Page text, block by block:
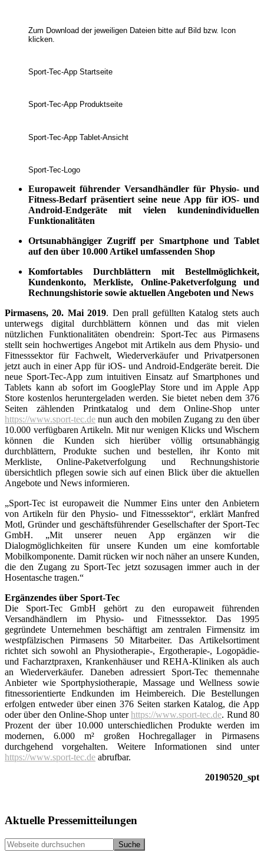
Zum Download der jeweiligen Dateien bitte auf Bild bzw. Icon
klicken.
Sport-Tec-App Startseite
Sport-Tec-App Produktseite
Sport-Tec-App Tablet-Ansicht
Sport-Tec-Logo
Europaweit führender Versandhändler für Physio- und
Fitness-Bedarf präsentiert seine neue App für iOS- und
Android-Endgeräte mit vielen kundenindividuellen
Funktionalitäten
Ortsunabhängiger Zugriff per Smartphone und Tablet
auf den über 10.000 Artikel umfassenden Shop
Komfortables Durchblättern mit Bestellmöglichkeit,
Kundenkonto, Merkliste, Online-Paketverfolgung und
Rechnungshistorie sowie aktuellen Angeboten und News
Pirmasens, 20. Mai 2019. Den prall gefüllten Katalog stets auch
unterwegs digital durchblättern können und das mit vielen
nützlichen Funktionalitäten obendrein: Sport-Tec aus Pirmasens
stellt sein hochwertiges Angebot mit Artikeln aus dem Physio- und
Fitnesssektor für Fachwelt, Wiederverkäufer und Privatpersonen
jetzt auch in einer App für iOS- und Android-Endgeräte bereit. Die
neue Sport-Tec-App zum intuitiven Einsatz auf Smartphones und
Tablets kann ab sofort im GooglePlay Store und im Apple App
Store kostenlos herunter­geladen werden. Sie bietet neben dem 376
Seiten zählenden Printkatalog und dem Online-Shop unter
https://www.sport-tec.de nun auch den mobilen Zugang zu den über
10.000 verfügbaren Artikeln. Mit nur wenigen Klicks und Wischern
können die Kunden sich hierüber völlig ortsunabhängig
durchblättern, Produkte suchen und bestellen, ihr Konto mit
Merkliste, Online-Paketverfolgung und Rechnungshistorie
übersichtlich pflegen sowie sich auf einen Blick über die aktuellen
Angebote und News informieren.
„Sport-Tec ist europaweit die Nummer Eins unter den Anbietern
von Artikeln für den Physio- und Fitnesssektor“, erklärt Manfred
Motl, Gründer und geschäftsführender Gesellschafter der Sport-Tec
GmbH. „Mit unserer neuen App ergänzen wir die
Dialogmöglichkeiten für unsere Kunden um eine komfortable
Mobilkomponente. Damit rücken wir noch näher an unsere Kunden,
die den Zugang zu Sport-Tec jetzt sozusagen immer auch in der
Hosentasche tragen.“
Ergänzendes über Sport-Tec
Die Sport-Tec GmbH gehört zu den europaweit führenden
Versandhändlern im Physio- und Fitnesssektor. Das 1995
gegründete Unternehmen beschäftigt am zentralen Firmensitz im
westpfälzischen Pirmasens 50 Mitarbeiter. Das Artikel­sortiment
richtet sich sowohl an Physiotherapie-, Ergotherapie-, Logopädie-
und Facharztpraxen, Krankenhäuser und REHA-Kliniken als auch
an Wiederverkäufer. Daneben adressiert Sport-Tec themennahe
Anbieter wie Sportphysiotherapie, Massage und Wellness sowie
fitnessorientierte Endkunden im Heimbereich. Die Bestellungen
erfolgen entweder über einen 376 Seiten starken Katalog, die App
oder über den Online-Shop unterhttps://www.sport-tec.de. Rund 80
Prozent der über 10.000 unterschiedlichen Produkte werden im
modernen, 6.000 m² großen Hochregallager in Pirmasens
durchgehend vorgehalten. Weitere Informationen sind unter
https://www.sport-tec.de abrufbar.
20190520_spt
Seitenspalte
Aktuelle Pressemitteilungen
Webseite
durchsuchen